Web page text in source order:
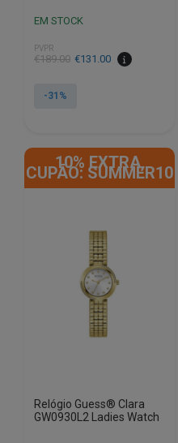
EM STOCK
PVPR
€189.00
O
original
€131.00
O
atual
-31%
10% EXTRA,
CUPÃO: SUMMER10
Relógio Guess® Clara
GW0930L2 Ladies Watch